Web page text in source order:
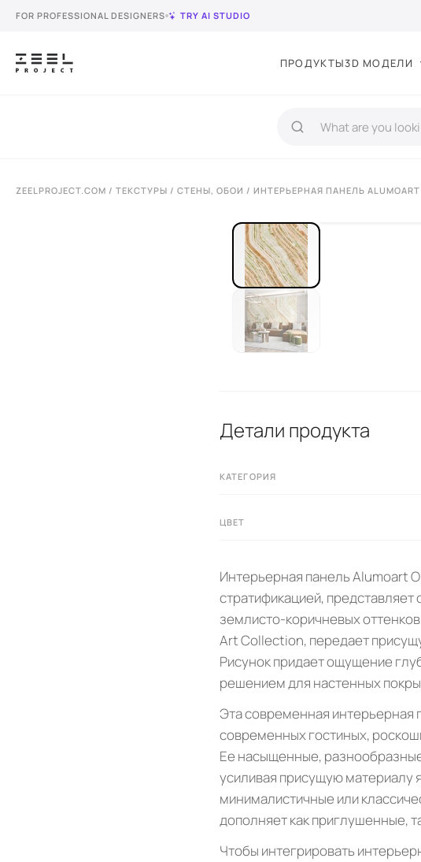
FOR PROFESSIONAL DESIGNERS TRY AI STUDIO
ПРОДУКТЫ3D МОДЕЛИ
ZEELPROJECT.COM / ТЕКСТУРЫ / СТЕНЫ, ОБОИ / ИНТЕРЬЕРНАЯ ПАНЕЛЬ ALUMOART
Детали продукта
КАТЕГОРИЯ
ЦВЕТ
Интерьерная панель Alumoart
стратификацией,
землисто-коричневых
Art Collection, передает
Рисунок придает ощущение
решением для настенных
Эта современная интерьерная
современных гостиных,
Ее насыщенные,
усиливая присущую материалу
минималистичные или
дополняет как приглушенные,
Чтобы интегрировать